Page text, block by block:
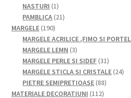
NASTURI 11
produs
PAMBLICA 2121
produse
MARGELE 190190
de
produse
MARGELE ACRILICE ,FIMO SI
MARGELE LEMN 33
produse
MARGELE PERLE SI SIDEF 3131
de
MARGELE STICLA SI CRISTALE 2424
PIETRE SEMIPRETIOASE 8888
MATERIALE DECORATIUNI 112112